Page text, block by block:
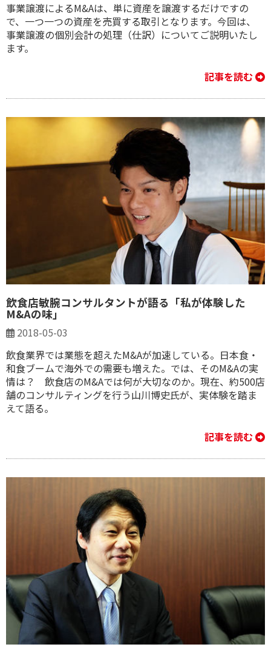
事業譲渡によるM&Aは、単に資産を譲渡するだけですの
で、一つ一つの資産を売買する取引となります。今回は、
事業譲渡の個別会計の処理（仕訳）についてご説明いたし
ます。
記事を読む
飲食店敏腕コンサルタントが語る「私が体験した
M&Aの味」
2018-05-03
飲食業界では業態を超えたM&Aが加速している。日本食・
和食ブームで海外での需要も増えた。では、そのM&Aの実
情は？ 飲食店のM&Aでは何が大切なのか。現在、約500店
舗のコンサルティングを行う山川博史氏が、実体験を踏ま
えて語る。
記事を読む